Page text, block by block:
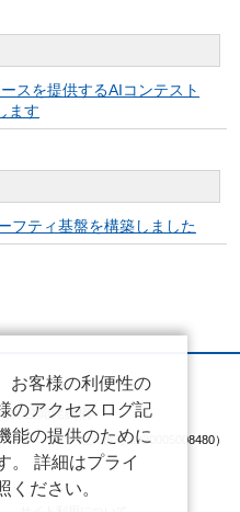
スを提供するAIコンテスト
ます
フティ基盤を構築しました
（法人番号 2020005008480）
お客様の利便性の
のアクセスログ記
能の提供のために
。 詳細はプライ
ください。